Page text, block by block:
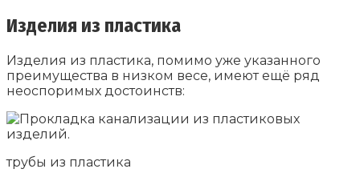
Изделия из пластика
Изделия из пластика, помимо уже указанного
преимущества в низком весе, имеют ещё ряд
неоспоримых достоинств:
трубы из пластика